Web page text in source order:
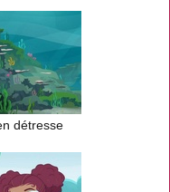
détresse